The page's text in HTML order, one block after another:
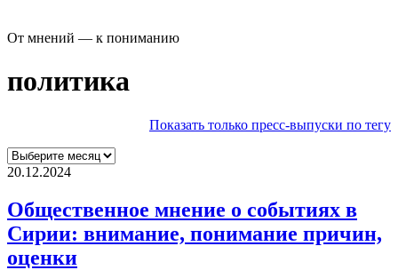
От мнений — к пониманию
политика
Показать только пресс-выпуски по тегу
20.12.2024
Общественное мнение о событиях в
Сирии: внимание, понимание причин,
оценки